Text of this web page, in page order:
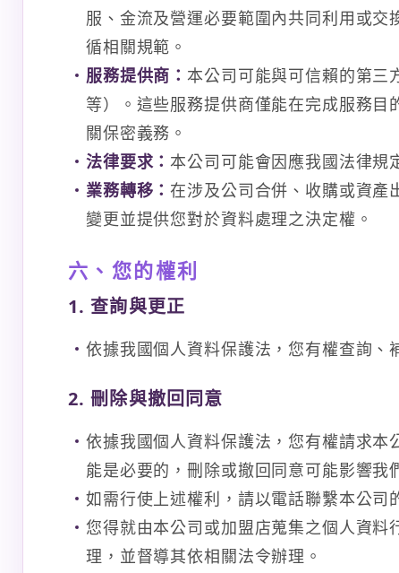
服、金流及營運必要範圍內共同利用或
循相關規範。
服務提供商： 本公司可能與可信賴的第三
等）。這些服務提供商僅能在完成服務
關保密義務。
法律要求： 本公司可能會因應我國法律規
業務轉移：在涉及公司合併、收購或資產
變更並提供您對於資料處理之決定權。
六、您的權利
1. 查詢與更正
依據我國個人資料保護法，您有權查詢、
2. 刪除與撤回同意
依據我國個人資料保護法，您有權請求
能是必要的，刪除或撤回同意可能影響我
如需行使上述權利，請以電話聯繫本公
您得就由本公司或加盟店蒐集之個人資
理，並督導其依相關法令辦理。